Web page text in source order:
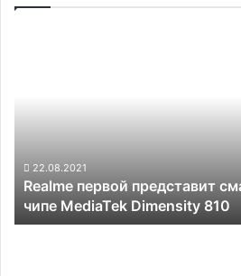
MediaTek
Dimensity
810
22.08.2021
Realme первой представит
чипе MediaTek Dimensity 810